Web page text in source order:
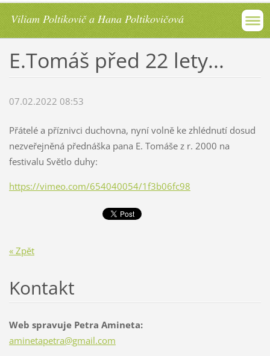
Viliam Poltikovič a Hana Poltikovičová
E.Tomáš před 22 lety...
07.02.2022 08:53
Přátelé a příznivci duchovna, nyní volně ke zhlédnutí dosud
nezveřejněná přednáška pana E. Tomáše z r. 2000 na
festivalu Světlo duhy:
https://vimeo.com/654040054/1f3b06fc98
« Zpět
Kontakt
Web spravuje Petra Amineta:
aminetapetra@gmail.com